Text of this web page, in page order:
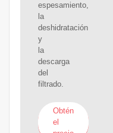
espesamiento,
la
deshidratación
y
la
descarga
del
filtrado.
Obtén
el